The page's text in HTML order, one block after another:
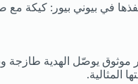
في بيوني بيور: كيكة
موثوق يوصّل الهدية
المثالية.